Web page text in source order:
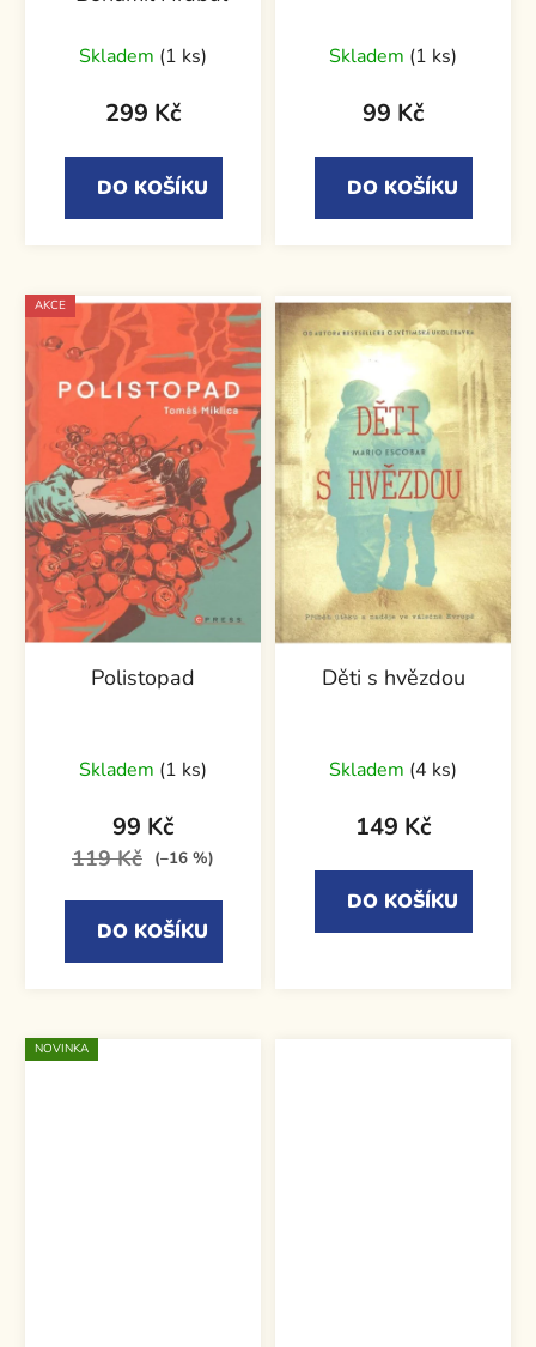
Skladem (1 ks)
299 Kč
DO KOŠÍKU
Skladem (1 ks)
99 Kč
DO KOŠÍKU
AKCE
Polistopad
Skladem (1 ks)
99 Kč
119 Kč (–16 %)
DO KOŠÍKU
Děti s hvězdou
Skladem (4 ks)
149 Kč
DO KOŠÍKU
NOVINKA